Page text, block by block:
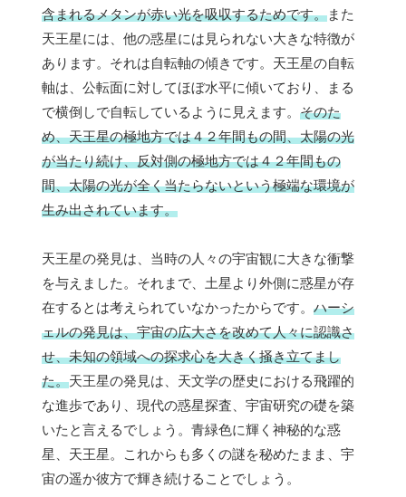
含まれるメタンが赤い光を吸収するためです。また
天王星には、他の惑星には見られない大きな特徴が
あります。それは自転軸の傾きです。天王星の自転
軸は、公転面に対してほぼ水平に傾いており、まる
で横倒しで自転しているように見えます。 そのた
め、天王星の極地方では４２年間もの間、太陽の光
が当たり続け、反対側の極地方では４２年間もの
間、太陽の光が全く当たらないという極端な環境が
生み出されています。
天王星の発見は、当時の人々の宇宙観に大きな衝撃
を与えました。それまで、土星より外側に惑星が存
在するとは考えられていなかったからです。 ハーシ
ェルの発見は、宇宙の広大さを改めて人々に認識さ
せ、未知の領域への探求心を大きく掻き立てまし
た。天王星の発見は、天文学の歴史における飛躍的
な進歩であり、現代の惑星探査、宇宙研究の礎を築
いたと言えるでしょう。青緑色に輝く神秘的な惑
星、天王星。これからも多くの謎を秘めたまま、宇
宙の遥か彼方で輝き続けることでしょう。